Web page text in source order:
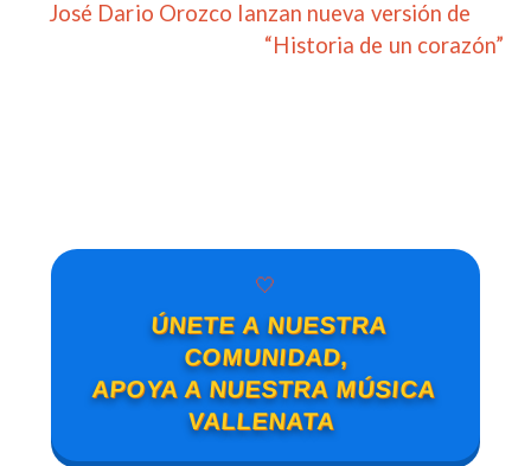
José Dario Orozco lanzan nueva versión de
“Historia de un corazón”
🤍
ÚNETE A NUESTRA
COMUNIDAD,
APOYA A NUESTRA MÚSICA
VALLENATA